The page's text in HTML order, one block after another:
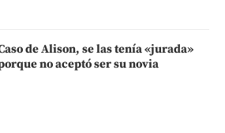
de Alison, se las tenía «jurada»
no aceptó ser su novia